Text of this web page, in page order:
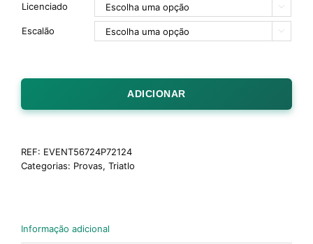
Licenciado 
Escalão 
ADICIONAR
REF: EVENT56724P72124
Categorias: Provas, Triatlo
Informação adicional